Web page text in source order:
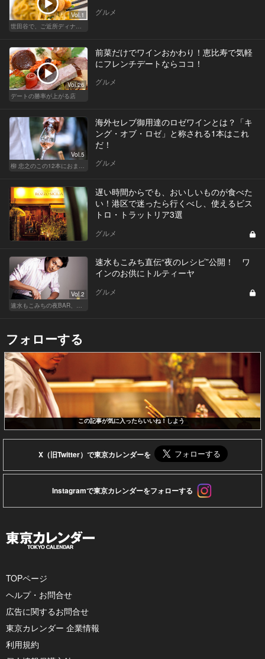
Vol.1
グルメ
Vol.26
デートの勝率が上がる店
前菜だけでワインおかわり！恵比寿で気軽
にフレンチデートならココ！
グルメ
Vol.5
海外セレブ御用達のロゼワインとは？「キ
ング・オブ・ロゼ」と称される1本はこれ
だ！
グルメ
遅い時間からでも、おいしいものが食べた
い！港区で迷ったら行くべし、使えるビス
トロ・トラットリア3選
グルメ
Vol.2
速水もこみち直伝“夜のレシピ”公開！ ワ
インのお供にトルティーヤ
グルメ
フォローする
この記事が気に入ったらいいね！しよう
X（旧Twitter）で東京カレンダーを
Instagramで東京カレンダーをフォローする
TOPページ
ヘルプ・お問合せ
広告に関するお問合せ
東京カレンダー 企業情報
利用規約